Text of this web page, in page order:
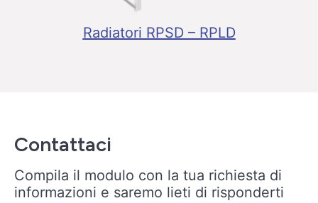
Radiatori RPSD – RPLD
Contattaci
Compila il modulo con la tua richiesta di
informazioni e saremo lieti di risponderti